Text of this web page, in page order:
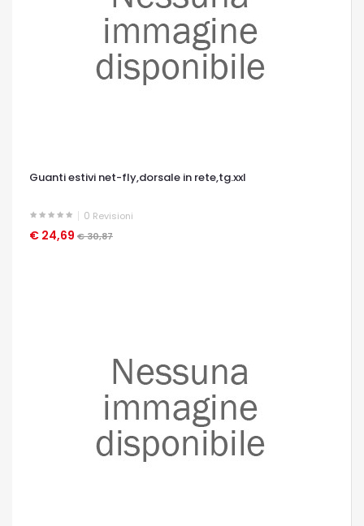
Guanti estivi net-fly,dorsale in rete,tg.xxl
0 Revisioni
€ 24,69 € 30,87
OCCHIATA VELOCE